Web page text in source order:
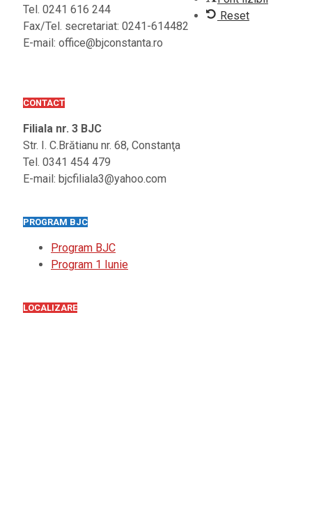
Tel. 0241 616 244
Fax/Tel. secretariat: 0241-614482
E-mail: office@bjconstanta.ro
CONTACT
Filiala nr. 3 BJC
Str. I. C.Brătianu nr. 68, Constanţa
Tel. 0341 454 479
E-mail: bjcfiliala3@yahoo.com
PROGRAM BJC
Program BJC
Program 1 Iunie
LOCALIZARE
Reset